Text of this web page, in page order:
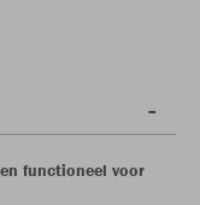
functioneel voor